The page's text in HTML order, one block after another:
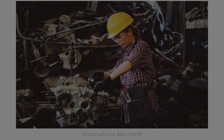
Wirtschaft und Beruf (WiB)